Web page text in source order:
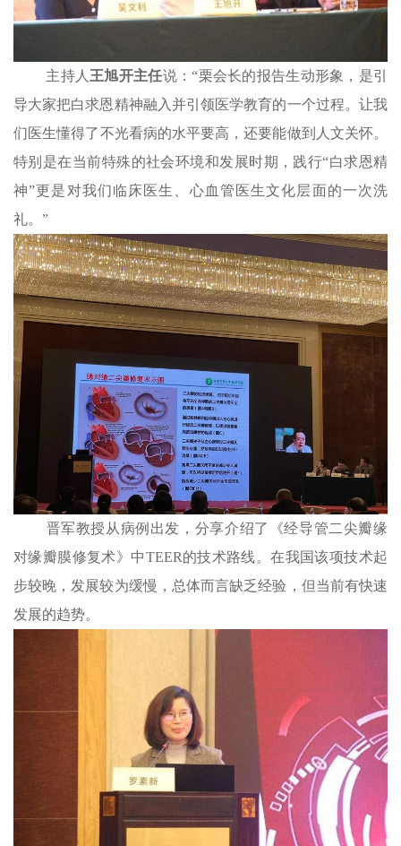
主持人 王旭开主任说：“栗会长的报告生动形象，是引
导大家把白求恩精神融入并引领医学教育的一个过程。让我
们医生懂得了不光看病的水平要高，还要能做到人文关怀。
特别是在当前特殊的社会环境和发展时期，践行“白求恩精
神”更是对我们临床医生、心血管医生文化层面的一次洗
礼。”
晋军教授从病例出发，分享介绍了《经导管二尖瓣缘
对缘瓣膜修复术》中TEER的技术路线。在我国该项技术起
步较晚，发展较为缓慢，总体而言缺乏经验，但当前有快速
发展的趋势。